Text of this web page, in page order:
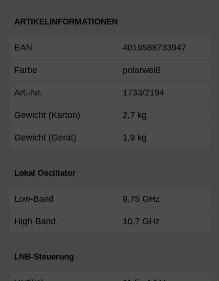
ARTIKELINFORMATIONEN
EAN 4019588733947
Farbe polarweiß
Art.-Nr. 1733/2194
Gewicht (Karton) 2,7 kg
Gewicht (Gerät) 1,9 kg
Lokal Oscillator
Low-Band 9,75 GHz
High-Band 10,7 GHz
LNB-Steuerung